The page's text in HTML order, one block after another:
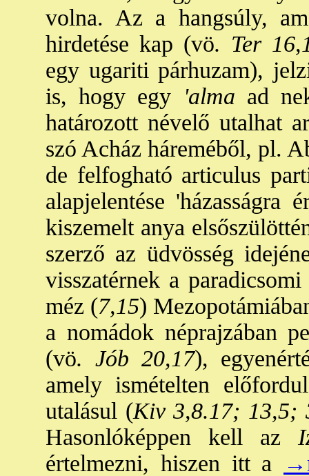
volna. Az a hangsúly,
hirdetése kap (vö. Ter
egy ugariti párhuzam),
is, hogy egy 'alma ad
határozott névelő utalhat
szó Acház háreméből, pl.
de felfogható articulus
alapjelentése 'házasságra
kiszemelt anya
szerző az üdvösség
visszatérnek a
méz (7,15)
a nomádok néprajzában
(vö. Jób 20,17),
amely ismételten
utalásul (Kiv 3,8.17; 13,5;
Hasonlóképpen kell az
értelmezni, hiszen itt a